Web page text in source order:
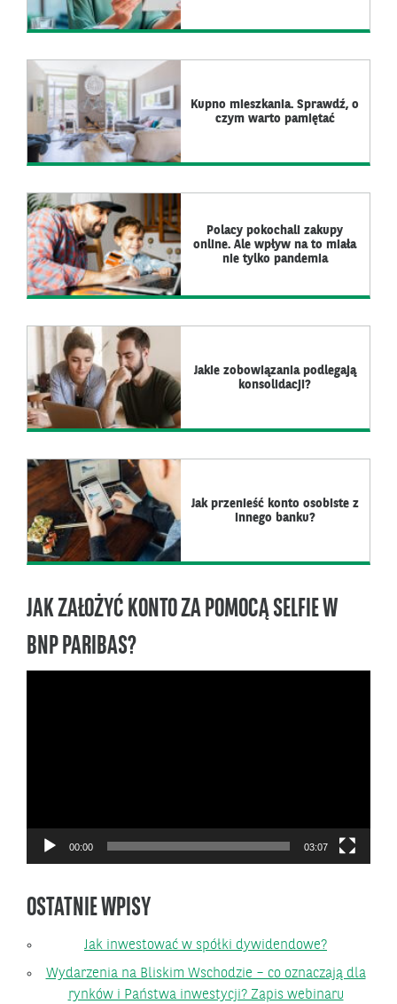
Kupno mieszkania. Sprawdź, o
czym warto pamiętać
Polacy pokochali zakupy
online. Ale wpływ na to miała
nie tylko pandemia
Jakie zobowiązania podlegają
konsolidacji?
Jak przenieść konto osobiste z
innego banku?
JAK ZAŁOŻYĆ KONTO ZA POMOCĄ SELFIE W
BNP PARIBAS?
00:00 03:07
OSTATNIE WPISY
Jak inwestować w spółki dywidendowe?
Wydarzenia na Bliskim Wschodzie – co oznaczają dla
rynków i Państwa inwestycji? Zapis webinaru